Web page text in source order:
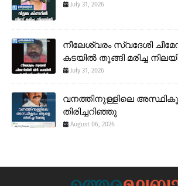
July 31, 2026
നീലേശ്വരം സ്വദേശി
കടയിൽ തൂങ്ങി മരിച്ച
July 31, 2026
വനത്തിനുള്ളിലെ
തിരിച്ചറിഞ്ഞു
August 06, 2026